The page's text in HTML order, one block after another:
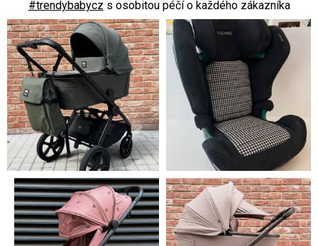
#trendybabycz s osobitou péčí o každého zákazníka